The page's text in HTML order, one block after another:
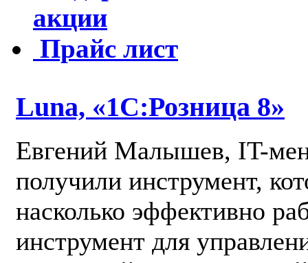
акции
Прайс лист
Luna, «1С:Розница 8»
Евгений Малышев, IT-
получили инструмент,
насколько эффективно
инструмент для